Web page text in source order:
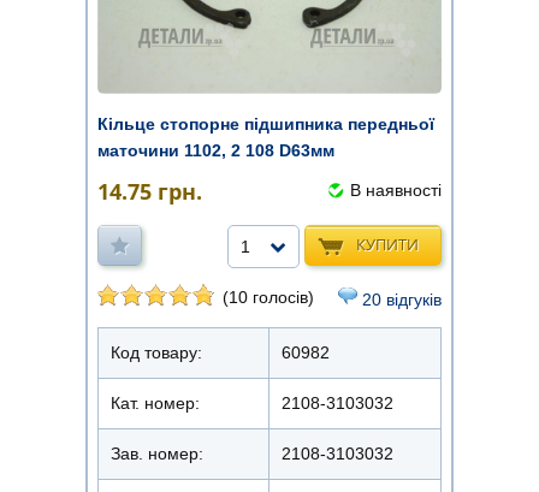
Кільце стопорне підшипника передньої
маточини 1102, 2 108 D63мм
14.75 грн. В наявності
КУПИТИ
1
(10 голосів) 20 відгуків
Код товару: 60982
Кат. номер: 2108-3103032
Зав. номер: 2108-3103032